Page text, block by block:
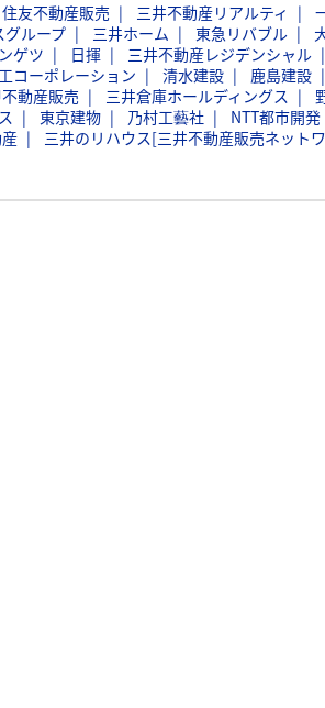
住友不動産販売 三井不動産リアルティ
グループ 三井ホーム 東急リバブル
ゲツ 日揮 三井不動産レジデンシャル
コーポレーション 清水建設 鹿島建設
動産販売 三井倉庫ホールディングス
東京建物 乃村工藝社 NTT都市開発
三井のリハウス[三井不動産販売ネット